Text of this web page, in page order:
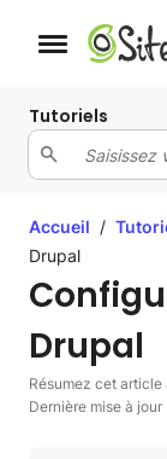
Bouton de navigation
Tutoriels
Accueil /
Drupal
Drupal
Résumez cet article
Dernière mise à